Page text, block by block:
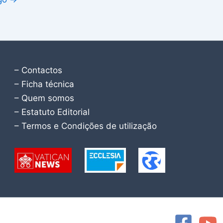
– Contactos
– Ficha técnica
– Quem somos
– Estatuto Editorial
– Termos e Condições de utilização